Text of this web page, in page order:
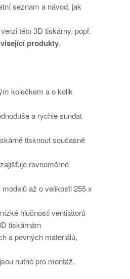
seznam a návod, jak
této 3D tiskárny, popř.
produkty,
kolečkem a o kolik
a rychle sundat
tisknout současně
rovnoměrné
až o velikosti 255 x
hlučnosti ventilátorů
tiskárnám
a pevných materiálů,
nutné pro montáž,